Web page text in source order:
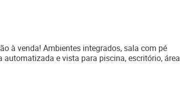
à venda! Ambientes integrados, sala com pé
e vista para piscina, escritório, área